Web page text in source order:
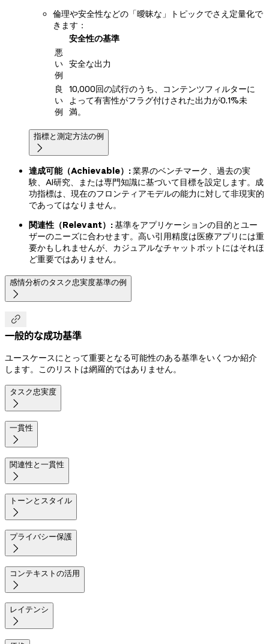
倫理や安全性などの「曖昧な」トピックでさえ定量化で
きます：
安全性の基準
悪
い
例
安全な出力
良
い
例
10,000回の試行のうち、コンテンツフィルターに
よって有害性がフラグ付けされた出力が0.1%未
満。
指標と測定方法の例

達成可能（Achievable）:業界のベンチマーク、過去の実
験、AI研究、または専門知識に基づいて目標を設定します。成
功指標は、現在のフロンティアモデルの能力に対して非現実的
であってはなりません。
関連性（Relevant）:基準をアプリケーションの目的とユー
ザーのニーズに合わせます。高い引用精度は医療アプリには重
要かもしれませんが、カジュアルなチャットボットにはそれほ
ど重要ではありません。
感情分析のタスク忠実度基準の例


一般的な成功基準
ユースケースにとって重要となる可能性のある基準をいくつか紹介
します。このリストは網羅的ではありません。
タスク忠実度

一貫性

関連性と一貫性

トーンとスタイル

プライバシー保護

コンテキストの活用

レイテンシ
